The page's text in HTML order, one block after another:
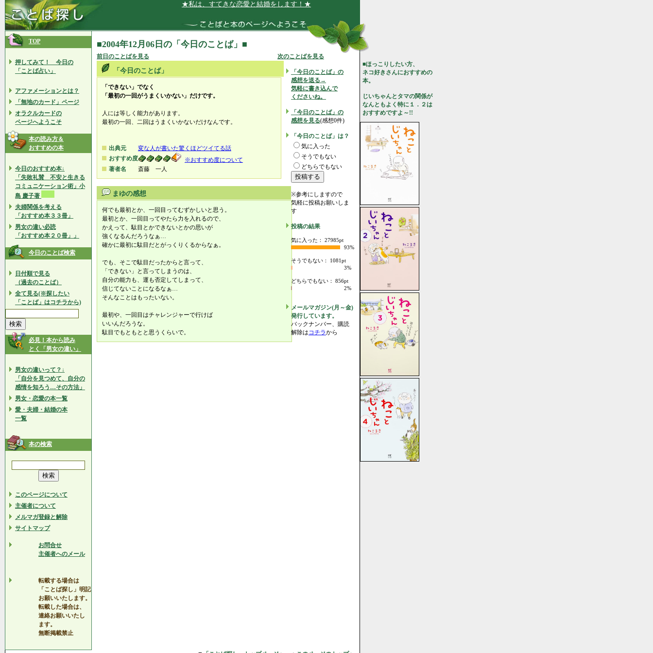
★私は、すてきな恋愛と結婚をします！★
TOP
押してみて！ 今日の
「ことば占い」
アファメーションとは？
「無地のカード」ページ
オラクルカードの
ページへようこそ
本の読み方＆
おすすめの本
今日のおすすめ本↓
「失敗礼賛 不安と生きる
コミュニケーション術」小
島 慶子著
夫婦関係を考える
「おすすめ本３３冊」
男女の違い必読
「おすすめ本２０冊」」
今日のことば検索
日付順で見る
（過去のことば）
全て見る(※探したい
「ことば」はコチラから)
必見！本から読み
とく「男女の違い」
男女の違いって？↓
「自分を見つめて、自分の
感情を知ろう…その方法」
男女・恋愛の本一覧
愛・夫婦・結婚の本
一覧
本の検索
このページについて
主催者について
メルマガ登録と解除
サイトマップ
お問合せ
主催者へのメール
転載する場合は
「ことば探し」明記
お願いいたします。
転載した場合は、
連絡お願いいたし
ます。
無断掲載禁止
■2004年12月06日の「今日のことば」■
前日のことばを見る 次のことばを見る
「今日のことば」
「できない」でなく
「最初の一回がうまくいかない」だけです。
人には等しく能力があります。
最初の一回、二回はうまくいかないだけなんです。
出典元
変な人が書いた驚くほどツイてる話
おすすめ度
※おすすめ度について
著者名
斎藤 一人
まゆの感想
何でも最初とか、一回目ってむずかしいと思う。
最初とか、一回目ってやたら力を入れるので、
かえって、駄目とかできないとかの思いが
強くなるんだろうなぁ…
確かに最初に駄目だとがっくりくるからなぁ。
でも、そこで駄目だったからと言って、
「できない」と言ってしまうのは、
自分の能力も、運も否定してしまって、
信じてないことになるなぁ…
そんなことはもったいない。
最初や、一回目はチャレンジャーで行けば
いいんだろうな。
駄目でもともとと思うくらいで。
「今日のことば」の
感想を送る→
気軽に書き込んで
くださいね。
「今日のことば」の
感想を見る(感想0件)
「今日のことば」は？
気に入った
そうでもない
どちらでもない
※参考にしますので
気軽に投稿お願いしま
す
投稿の結果
気に入った： 27985pt
93%
そうでもない： 1081pt
3%
どちらでもない： 856pt
2%
メールマガジン(月～金)
発行しています。
バックナンバー、購読
解除はコチラから
■ほっこりしたい方、
ネコ好きさんにおすすめの
本。
じいちゃんとタマの関係が
なんともよく特に１．２は
おすすめですよ～!!